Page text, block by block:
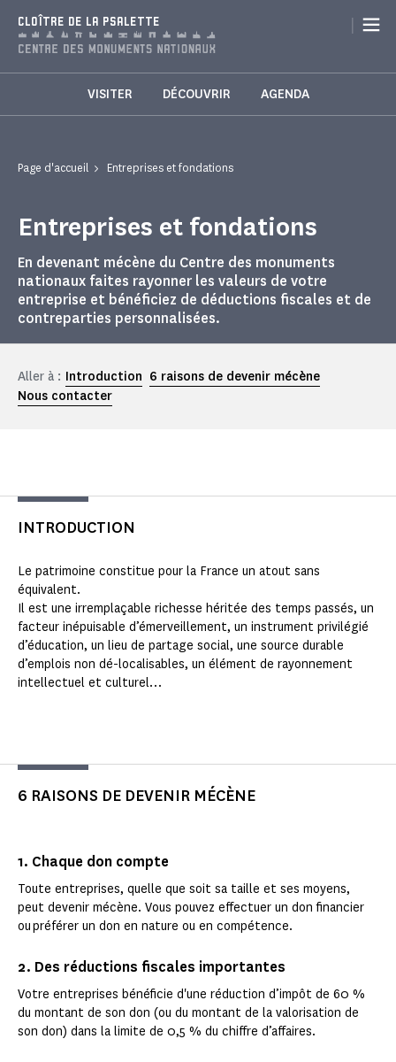
CLOÎTRE DE LA PSALETTE |
VISITER DÉCOUVRIR AGENDA
Page d'accueil Entreprises et fondations
Entreprises et fondations
En devenant mécène du Centre des monuments
nationaux faites rayonner les valeurs de votre
entreprise et bénéficiez de déductions fiscales et de
contreparties personnalisées.
Aller à : Introduction 6 raisons de devenir mécène
Nous contacter
INTRODUCTION
Le patrimoine constitue pour la France un atout sans
équivalent.
Il est une irremplaçable richesse héritée des temps passés, un
facteur inépuisable d’émerveillement, un instrument privilégié
d’éducation, un lieu de partage social, une source durable
d’emplois non dé-localisables, un élément de rayonnement
intellectuel et culturel…
6 RAISONS DE DEVENIR MÉCÈNE
1. Chaque don compte
Toute entreprises, quelle que soit sa taille et ses moyens,
peut devenir mécène. Vous pouvez effectuer un don financier
ou préférer un don en nature ou en compétence.
2. Des réductions fiscales importantes
Votre entreprises bénéficie d'une réduction d’impôt de 60 %
du montant de son don (ou du montant de la valorisation de
son don) dans la limite de 0,5 % du chiffre d’affaires.